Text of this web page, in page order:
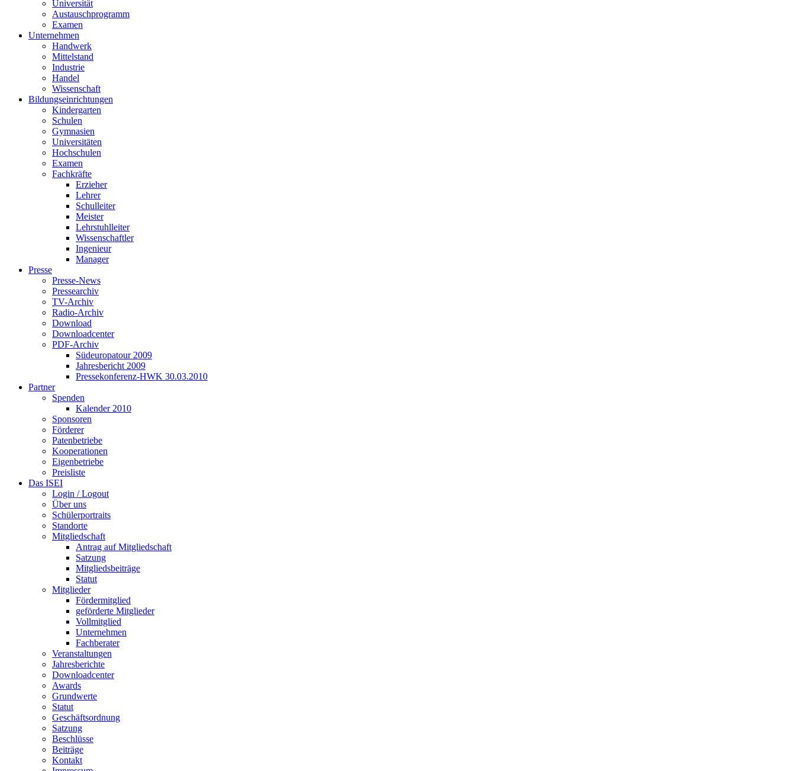
Universität
Austauschprogramm
Examen
Unternehmen
Handwerk
Mittelstand
Industrie
Handel
Wissenschaft
Bildungseinrichtungen
Kindergarten
Schulen
Gymnasien
Universitäten
Hochschulen
Examen
Fachkräfte
Erzieher
Lehrer
Schulleiter
Meister
Lehrstuhlleiter
Wissenschaftler
Ingenieur
Manager
Presse
Presse-News
Pressearchiv
TV-Archiv
Radio-Archiv
Download
Downloadcenter
PDF-Archiv
Südeuropatour 2009
Jahresbericht 2009
Pressekonferenz-HWK 30.03.2010
Partner
Spenden
Kalender 2010
Sponsoren
Förderer
Patenbetriebe
Kooperationen
Eigenbetriebe
Preisliste
Das ISEI
Login / Logout
Über uns
Schülerportraits
Standorte
Mitgliedschaft
Antrag auf Mitgliedschaft
Satzung
Mitgliedsbeiträge
Statut
Mitglieder
Fördermitglied
geförderte Mitglieder
Vollmitglied
Unternehmen
Fachberater
Veranstaltungen
Jahresberichte
Downloadcenter
Awards
Grundwerte
Statut
Geschäftsordnung
Satzung
Beschlüsse
Beiträge
Kontakt